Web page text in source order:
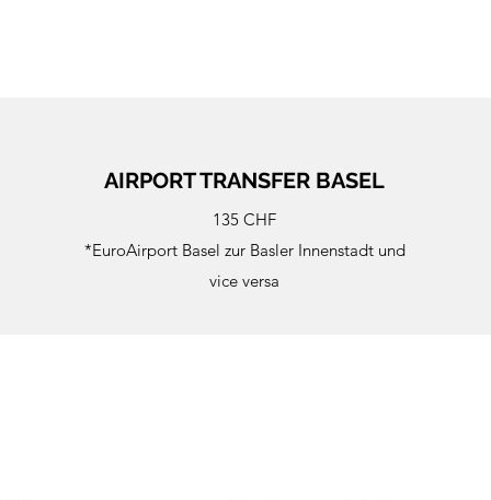
AIRPORT TRANSFER BASEL
135 CHF
*EuroAirport Basel zur Basler Innenstadt und
vice versa